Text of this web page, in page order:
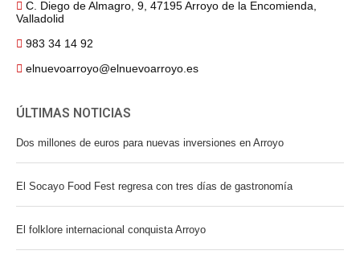
C. Diego de Almagro, 9, 47195 Arroyo de la Encomienda,
Valladolid
983 34 14 92
elnuevoarroyo@elnuevoarroyo.es
ÚLTIMAS NOTICIAS
Dos millones de euros para nuevas inversiones en Arroyo
El Socayo Food Fest regresa con tres días de gastronomía
El folklore internacional conquista Arroyo